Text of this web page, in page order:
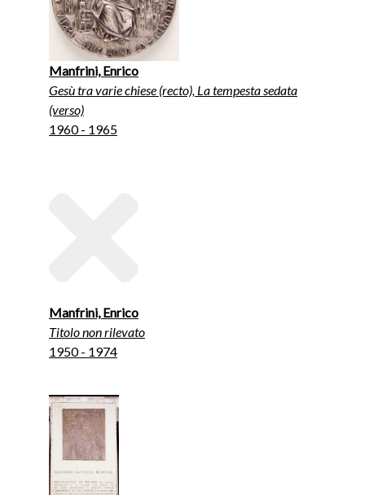
Manfrini, Enrico
Gesù tra varie chiese (recto), La tempesta sedata
(verso)
1960 - 1965
Manfrini, Enrico
Titolo non rilevato
1950 - 1974